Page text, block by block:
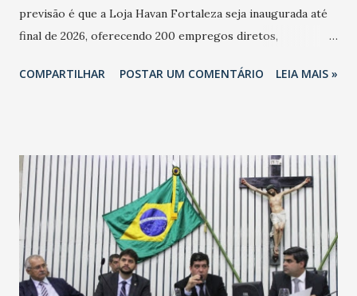
previsão é que a Loja Havan Fortaleza seja inaugurada até
final de 2026, oferecendo 200 empregos diretos,
Havan Fortaleza ainda não foi anunciada oficialmente, mas
COMPARTILHAR POSTAR UM COMENTÁRIO LEIA MAIS »